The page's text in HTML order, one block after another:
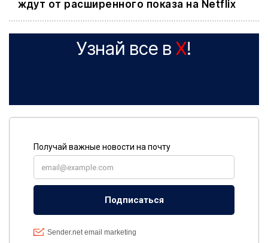
ждут от расширенного показа на Netflix
Узнай все в X!